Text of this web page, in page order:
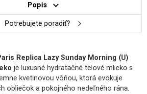
Popis
Potrebujete poradiť?
Replica Lazy Sunday Morning (U)
je luxusné hydratačné telové mlieko s
kvetinovou vôňou, ktorá evokuje
obliečok a pokojného nedeľného rána.